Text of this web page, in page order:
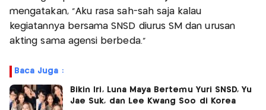
mengatakan, “Aku rasa sah-sah saja kalau
kegiatannya bersama SNSD diurus SM dan urusan
akting sama agensi berbeda.”
Baca Juga :
Bikin Iri, Luna Maya Bertemu Yuri SNSD, Yu
Jae Suk, dan Lee Kwang Soo di Korea